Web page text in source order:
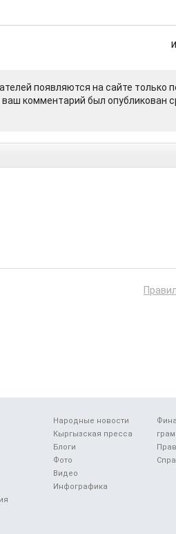
появляются на сайте только
комментарий был опубликован
Народные новости
Кыргызская пресса
Блоги
Фото
Видео
Инфографика